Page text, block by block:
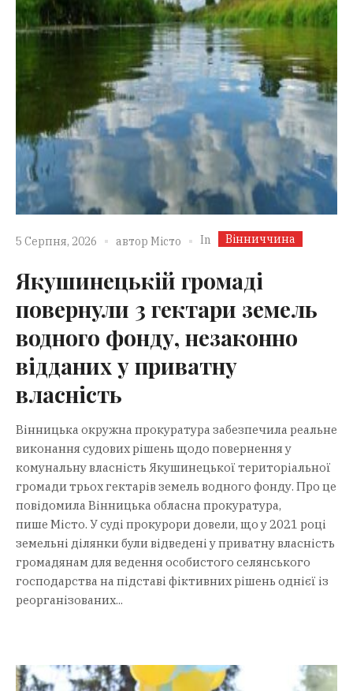
5 Серпня, 2026 автор Місто In Вінниччина
Якушинецькій громаді
повернули 3 гектари земель
водного фонду, незаконно
відданих у приватну
власність
Вінницька окружна прокуратура забезпечила реальне
виконання судових рішень щодо повернення у
комунальну власність Якушинецької територіальної
громади трьох гектарів земель водного фонду. Про це
повідомила Вінницька обласна прокуратура,
пише Місто. У суді прокурори довели, що у 2021 році
земельні ділянки були відведені у приватну власність
громадянам для ведення особистого селянського
господарства на підставі фіктивних рішень однієї із
реорганізованих...